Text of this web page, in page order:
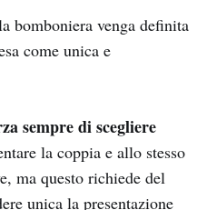
bomboniera venga definita
come unica e
sempre di scegliere
la coppia e allo stesso
ma questo richiede del
unica la presentazione